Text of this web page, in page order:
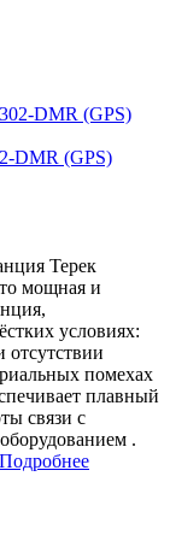
DMR (GPS)
Терек
мощная и
условиях:
отсутствии
помехах
плавный
связи с
.
Подробнее